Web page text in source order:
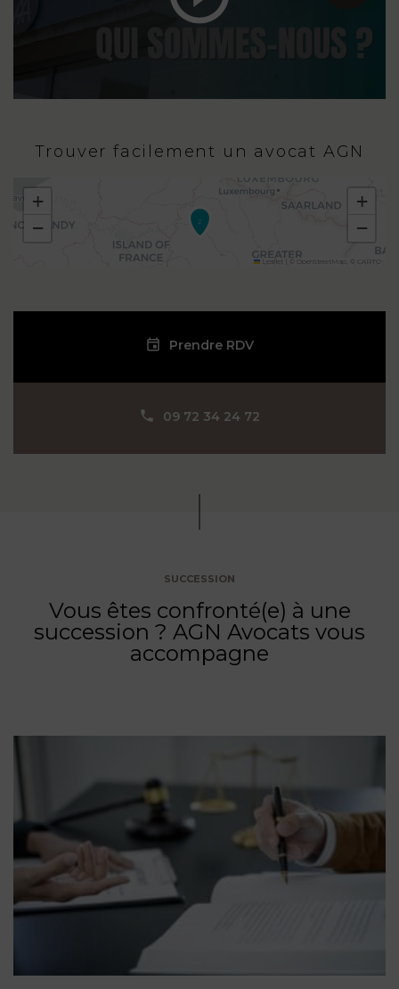
Trouver facilement un avocat AGN
2
+
−
+
−
Leaflet OpenStreetMap CARTO
Prendre RDV
09 72 34 24 72
SUCCESSION
Vous êtes confronté(e) à une
succession ? AGN Avocats vous
accompagne